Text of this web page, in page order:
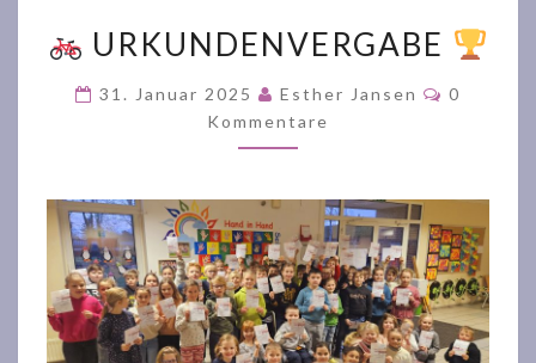
URKUNDENVERGABE
URKUNDENVERGABE
31. Januar 2025 Esther Jansen
0
Kommentare